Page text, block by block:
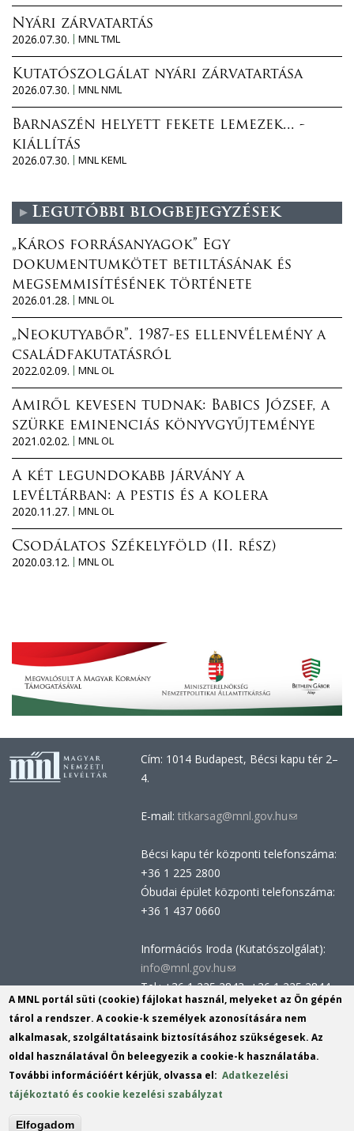
Nyári zárvatartás
2026.07.30.
MNL TML
Kutatószolgálat nyári zárvatartása
2026.07.30.
MNL NML
Barnaszén helyett fekete lemezek... -
kiállítás
2026.07.30.
MNL KEML
Legutóbbi blogbejegyzések
„Káros forrásanyagok” Egy
dokumentumkötet betiltásának és
megsemmisítésének története
2026.01.28.
MNL OL
„Neokutyabőr”. 1987-es ellenvélemény a
családfakutatásról
2022.02.09.
MNL OL
Amiről kevesen tudnak: Babics József, a
szürke eminenciás könyvgyűjteménye
2021.02.02.
MNL OL
A két legundokabb járvány a
levéltárban: a pestis és a kolera
2020.11.27.
MNL OL
Csodálatos Székelyföld (II. rész)
2020.03.12.
MNL OL
Cím: 1014 Budapest, Bécsi kapu tér 2–
4.
E-mail: titkarsag@mnl.gov.hu(link
e-
Bécsi kapu tér központi telefonszáma:
+36 1 225 2800
Óbudai épület központi telefonszáma:
+36 1 437 0660
Információs Iroda (Kutatószolgálat):
info@mnl.gov.hu(link
sends
e-
mail)
Tel.: +36 1 225 2843, +36 1 225 2844
Postacím: 1014 Budapest, Bécsi kapu
tér 2-4.
Felnőttképzési nyilvántartási szám:
B/2020/002162
Engedélyszám: E/2020/000419
A MNL portál süti (cookie) fájlokat használ, melyeket az Ön gépén
tárol a rendszer. A cookie-k személyek azonosítására nem
alkalmasak, szolgáltatásaink biztosításához szükségesek. Az
oldal használatával Ön beleegyezik a cookie-k használatába.
További információért kérjük, olvassa el:Adatkezelési
tájékoztató és cookie kezelési szabályzat
Elfogadom